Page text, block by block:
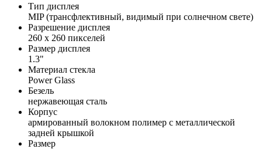
Тип дисплея
MIP (трансфлективный, видимый при солнечном свете)
Разрешение дисплея
260 x 260 пикселей
Размер дисплея
1.3"
Материал стекла
Power Glass
Безель
нержавеющая сталь
Корпус
армированный волокном полимер с металлической
задней крышкой
Размер